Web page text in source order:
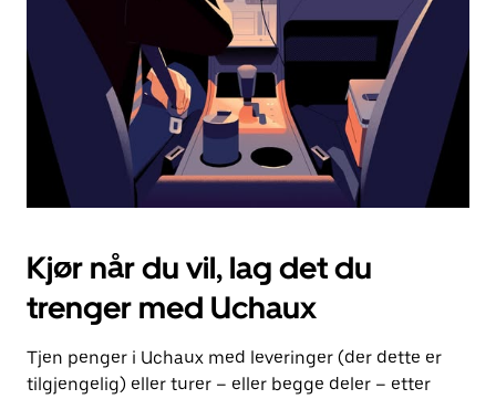
kalenderen.
Kjør når du vil, lag det du
trenger med Uchaux
Tjen penger i Uchaux med leveringer (der dette er
tilgjengelig) eller turer – eller begge deler – etter